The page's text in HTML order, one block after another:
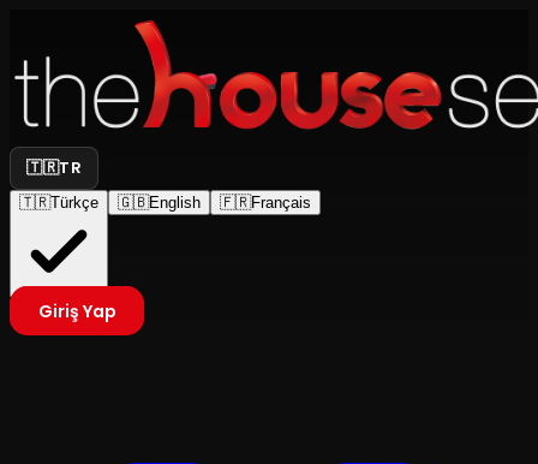
🇹🇷TR
🇹🇷Türkçe 🇬🇧English 🇫🇷Français
Giriş Yap